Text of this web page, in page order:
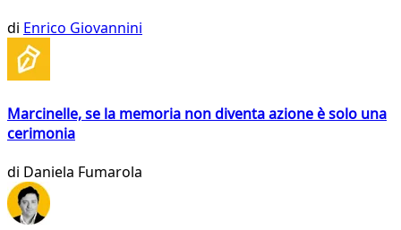
di Enrico Giovannini
Marcinelle, se la memoria non diventa azione è solo una
cerimonia
di Daniela Fumarola